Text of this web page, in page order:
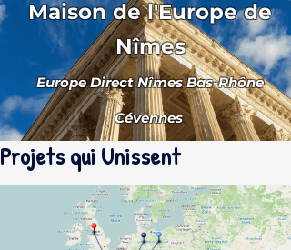
Maison de l'Europe de
Nîmes
Europe Direct Nîmes Bas-Rhône
Cévennes
🌍 Les Jumelages en Europe :
Des Liens qui Rapprochent, des
Projets qui Unissent